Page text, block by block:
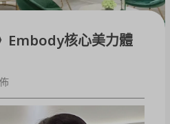
Embody核心美力體